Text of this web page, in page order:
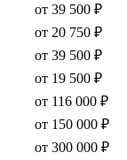
от 39 500 ₽
от 20 750 ₽
от 39 500 ₽
от 19 500 ₽
от 116 000 ₽
от 150 000 ₽
от 300 000 ₽